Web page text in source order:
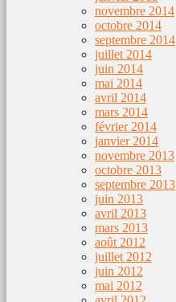
novembre 2014
octobre 2014
septembre 2014
juillet 2014
juin 2014
mai 2014
avril 2014
mars 2014
février 2014
janvier 2014
novembre 2013
octobre 2013
septembre 2013
juin 2013
avril 2013
mars 2013
août 2012
juillet 2012
juin 2012
mai 2012